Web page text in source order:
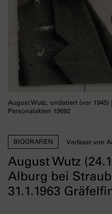
August Wutz
Alburg bei
31.1.1963
BIOGRAFIEN Verfasst von
August Wutz, undatiert (vor
Personalakten 19692